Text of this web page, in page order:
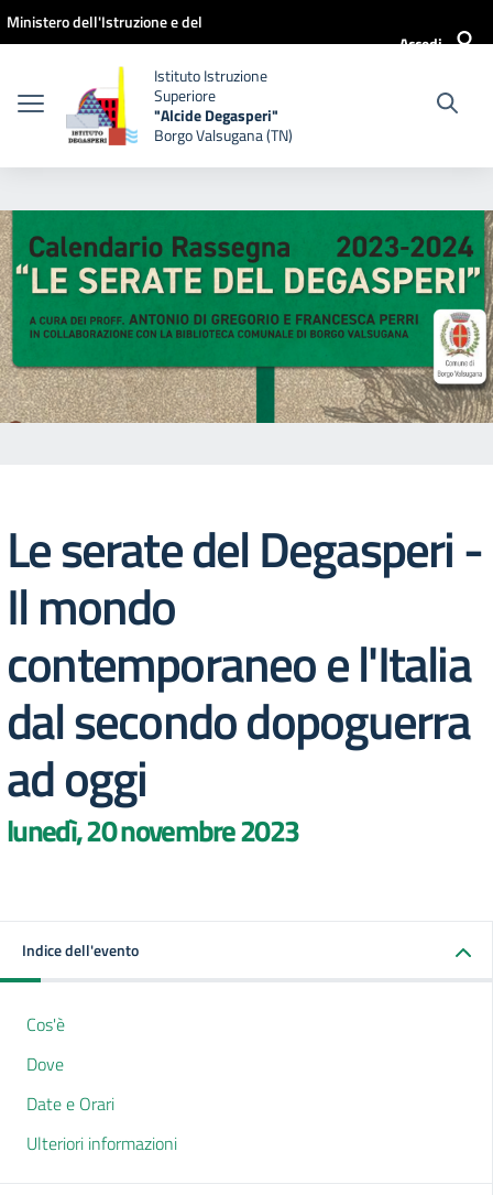
Vai ai contenuti
Vai al menu di navigazione
Vai al footer
Ministero dell'Istruzione e del
Accedi
Istituto Istruzione
Superiore
"Alcide Degasperi"
Borgo Valsugana (TN)
Le serate del Degasperi -
Il mondo
contemporaneo e l'Italia
dal secondo dopoguerra
ad oggi
lunedì, 20 novembre 2023
Indice dell'evento
Cos'è
Dove
Date e Orari
Ulteriori informazioni